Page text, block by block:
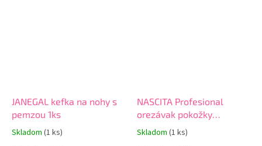
JANEGAL kefka na nohy s
pemzou 1ks
Skladom (1 ks)
NASCITA Profesional
orezávak pokožky
chodidiel 1ks
Skladom (1 ks)